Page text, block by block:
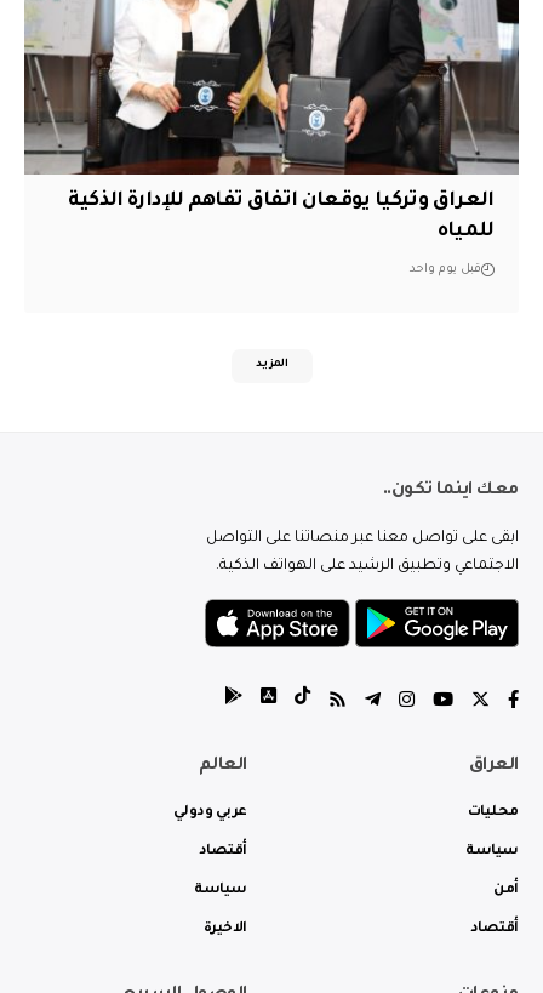
العراق وتركيا يوقعان اتفاق تفاهم للإدارة الذكية
للمياه
قبل يوم واحد
المزيد
معك اينما تكون..
ابقى على تواصل معنا عبر منصاتنا على التواصل
الاجتماعي وتطبيق الرشيد على الهواتف الذكية.
العراق
محليات
سياسة
أمن
أقتصاد
العالم
عربي ودولي
أقتصاد
سياسة
الاخيرة